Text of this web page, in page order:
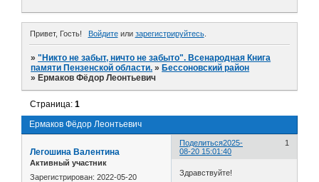
Привет, Гость! Войдитеили зарегистрируйтесь.
»"Никто не забыт, ничто не забыто". Всенародная Книга
памяти Пензенской области. » Бессоновский район
» Ермаков Фёдор Леонтьевич
Ермаков Фёдор Леонтьевич
Страница:1
Поделиться 1
2025-
08-20 15:01:40
Легошина Валентина
Активный участник
Зарегистрирован: 2022-05-20
Здравствуйте!